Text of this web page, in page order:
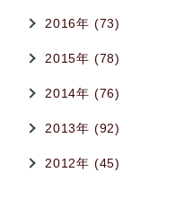
2016年 (73)
2015年 (78)
2014年 (76)
2013年 (92)
2012年 (45)